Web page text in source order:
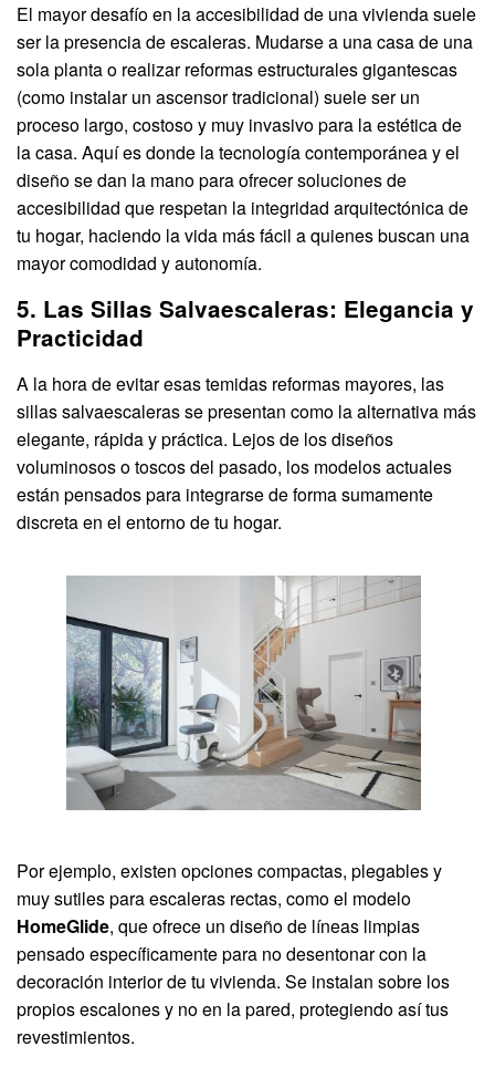
El mayor desafío en la accesibilidad de una vivienda suele
ser la presencia de escaleras. Mudarse a una casa de una
sola planta o realizar reformas estructurales gigantescas
(como instalar un ascensor tradicional) suele ser un
proceso largo, costoso y muy invasivo para la estética de
la casa. Aquí es donde la tecnología contemporánea y el
diseño se dan la mano para ofrecer soluciones de
accesibilidad que respetan la integridad arquitectónica de
tu hogar, haciendo la vida más fácil a quienes buscan una
mayor comodidad y autonomía.
5. Las Sillas Salvaescaleras: Elegancia y
Practicidad
A la hora de evitar esas temidas reformas mayores, las
sillas salvaescaleras se presentan como la alternativa más
elegante, rápida y práctica. Lejos de los diseños
voluminosos o toscos del pasado, los modelos actuales
están pensados para integrarse de forma sumamente
discreta en el entorno de tu hogar.
Por ejemplo, existen opciones compactas, plegables y
muy sutiles para escaleras rectas, como el modelo
HomeGlide, que ofrece un diseño de líneas limpias
pensado específicamente para no desentonar con la
decoración interior de tu vivienda. Se instalan sobre los
propios escalones y no en la pared, protegiendo así tus
revestimientos.